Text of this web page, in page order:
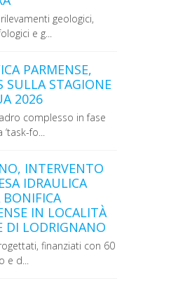
geologici,
e g...
PARMENSE,
SULLA STAGIONE
2026
complesso in fase
‘task-fo...
INTERVENTO
IDRAULICA
BONIFICA
IN LOCALITÀ
DI LODRIGNANO
finanziati con 60
e d...